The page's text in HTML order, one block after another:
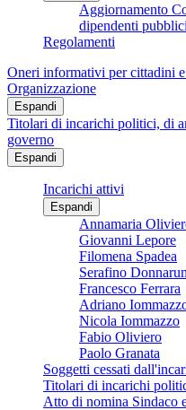
Aggiornamento
dipendenti pubblici
Regolamenti
Oneri informativi per cittadini
Organizzazione
Espandi
Titolari di incarichi politici, di
governo
Espandi
Incarichi attivi
Espandi
Annamaria
Giovanni Lepore
Filomena Spadea
Serafino
Francesco Ferrara
Adriano
Nicola Iommazzo
Fabio Oliviero
Paolo Granata
Soggetti cessati
Titolari di incarichi
Atto di nomina Sindaco